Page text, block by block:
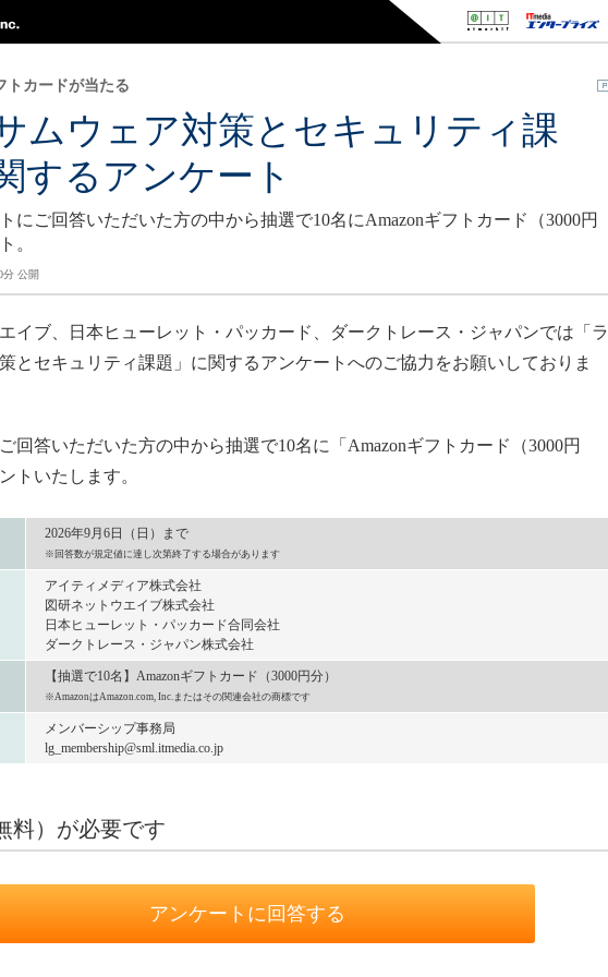
ムウェア対策とセキュリティ課
するアンケート
トカードが当たる
にご回答いただいた方の中から抽選で10名にAmazonギフトカード（3000円
。
分 公開
イブ、日本ヒューレット・パッカード、ダークトレース・ジャパンでは「ラ
とセキュリティ課題」に関するアンケートへのご協力をお願いしておりま
回答いただいた方の中から抽選で10名に「Amazonギフトカード（3000円
トいたします。
2026年9月6日（日）まで
※回答数が規定値に達し次第終了する場合があります
アイティメディア株式会社
図研ネットウエイブ株式会社
日本ヒューレット・パッカード合同会社
ダークトレース・ジャパン株式会社
【抽選で10名】Amazonギフトカード（3000円分）
※AmazonはAmazon.com, Inc.またはその関連会社の商標です
メンバーシップ事務局
lg_membership@sml.itmedia.co.jp
料）が必要です
アンケートに回答する